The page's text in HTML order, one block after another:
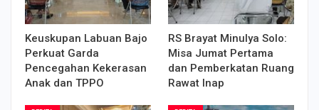
Keuskupan Labuan Bajo
Perkuat Garda
Pencegahan Kekerasan
Anak dan TPPO
RS Brayat Minulya Solo:
Misa Jumat Pertama
dan Pemberkatan Ruang
Rawat Inap